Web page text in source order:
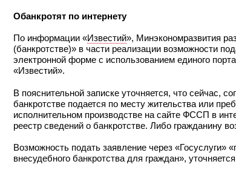
Обанкротят по интернету
По информации «Известий», Минэкономразвития
(банкротстве)» в части реализации возможности
электронной форме с использованием единого
«Известий».
В пояснительной записке уточняется, что сейчас,
банкротстве подается по месту жительства или
исполнительном производстве на сайте ФССП в
реестр сведений о банкротстве. Либо гражданину
Возможность подать заявление через «Госуслуги»
внесудебного банкротства для граждан»,